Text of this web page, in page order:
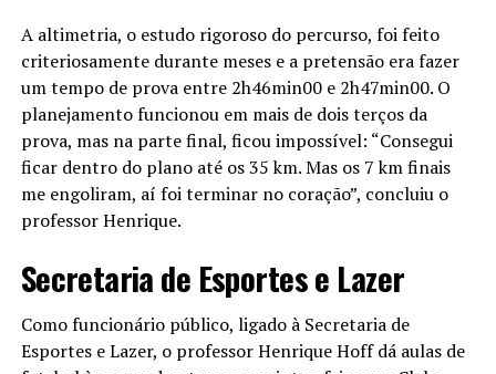
A altimetria, o estudo rigoroso do percurso, foi feito
criteriosamente durante meses e a pretensão era fazer
um tempo de prova entre 2h46min00 e 2h47min00. O
planejamento funcionou em mais de dois terços da
prova, mas na parte final, ficou impossível: “Consegui
ficar dentro do plano até os 35 km. Mas os 7 km finais
me engoliram, aí foi terminar no coração”, concluiu o
professor Henrique.
Secretaria de Esportes e Lazer
Como funcionário público, ligado à Secretaria de
Esportes e Lazer, o professor Henrique Hoff dá aulas de